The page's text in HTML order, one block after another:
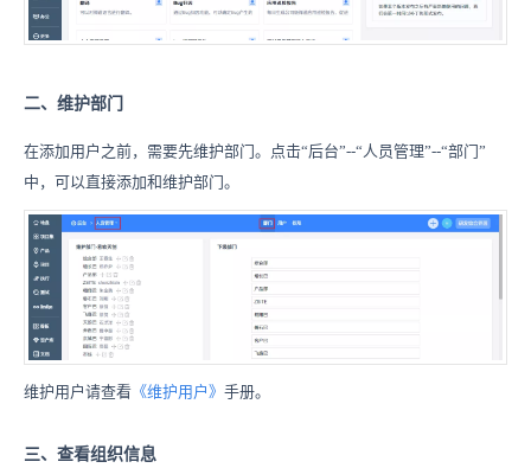
二、 维护部门
在添加用户之前，需要先维护部门。点击“后台”--“人员管理”--“部门”
中，可以直接添加和维护部门。
维护用户请查看 《维护用户》 手册。
三、查看组织信息